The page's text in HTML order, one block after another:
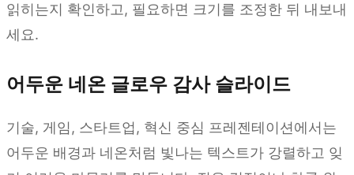
읽히는지 확인하고, 필요하면 크기를 조정한 뒤 내보내
세요.
어두운 네온 글로우 감사 슬라이드
기술, 게임, 스타트업, 혁신 중심 프레젠테이션에서는
어두운 배경과 네온처럼 빛나는 텍스트가 강렬하고 잊